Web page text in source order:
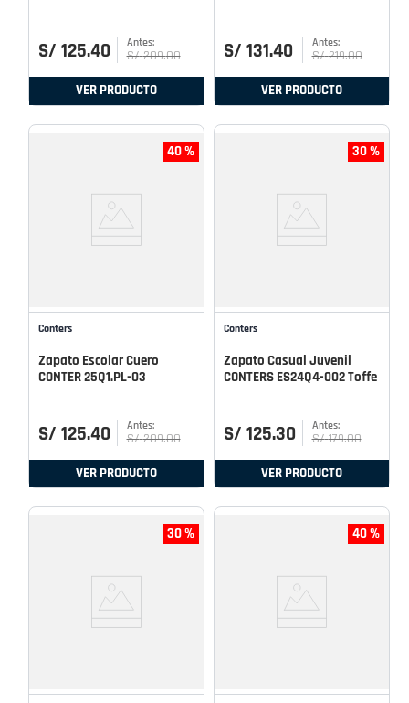
S/ 125.40 S/ 209.00
VER PRODUCTO
S/ 131.40 S/ 219.00
VER PRODUCTO
40 %
Conters
Zapato Escolar Cuero
CONTER 25Q1.PL-03
S/ 125.40 S/ 209.00
VER PRODUCTO
30 %
Conters
Zapato Casual Juvenil
CONTERS ES24Q4-002 Toffe
S/ 125.30 S/ 179.00
VER PRODUCTO
30 % 40 %